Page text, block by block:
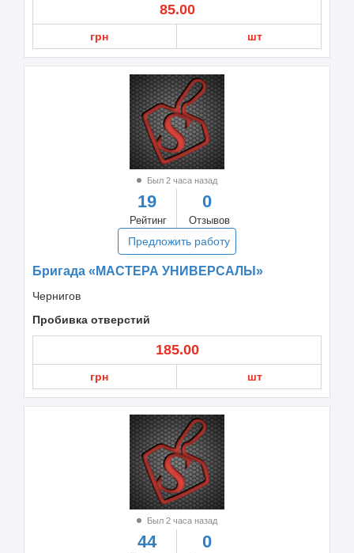
85.00
грн шт
Был 2 часа назад
19
Рейтинг
0
Отзывов
Предложить работу
Бригада «МАСТЕРА УНИВЕРСАЛЫ»
Чернигов
Пробивка отверстий
185.00
грн шт
Был 2 часа назад
44 0